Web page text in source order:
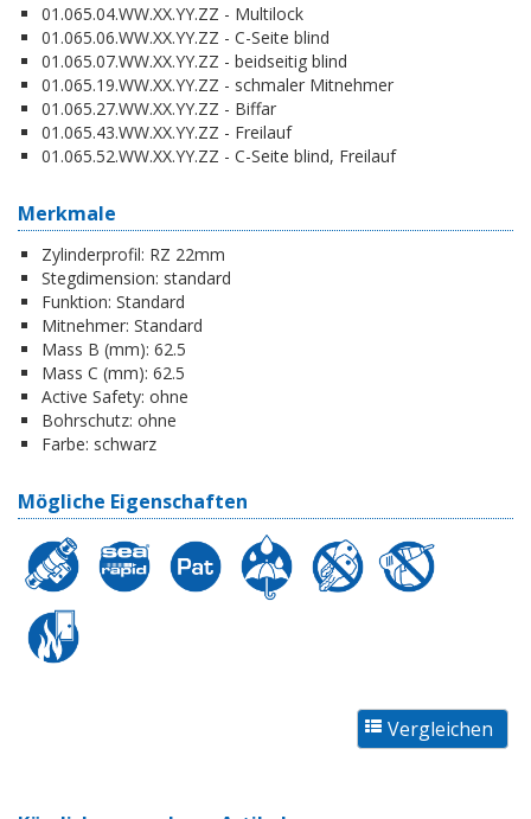
01.065.04.WW.XX.YY.ZZ - Multilock
01.065.06.WW.XX.YY.ZZ - C-Seite blind
01.065.07.WW.XX.YY.ZZ - beidseitig blind
01.065.19.WW.XX.YY.ZZ - schmaler Mitnehmer
01.065.27.WW.XX.YY.ZZ - Biffar
01.065.43.WW.XX.YY.ZZ - Freilauf
01.065.52.WW.XX.YY.ZZ - C-Seite blind, Freilauf
Merkmale
Zylinderprofil: RZ 22mm
Stegdimension: standard
Funktion: Standard
Mitnehmer: Standard
Mass B (mm): 62.5
Mass C (mm): 62.5
Active Safety: ohne
Bohrschutz: ohne
Farbe: schwarz
Mögliche Eigenschaften